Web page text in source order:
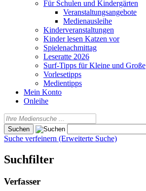
Für Schulen und Kindergärten
Veranstaltungsangebote
Medienausleihe
Kinderveranstaltungen
Kinder lesen Katzen vor
Spielenachmittag
Leseratte 2026
Surf-Tipps für Kleine und Große
Vorlesetipps
Medientipps
Mein Konto
Onleihe
Suche verfeinern (Erweiterte Suche)
Suchfilter
Verfasser